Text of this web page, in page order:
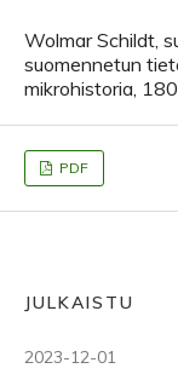
Wolmar Schildt,
suomennetun
mikrohistoria,
PDF
JULKAISTU
2023-12-01